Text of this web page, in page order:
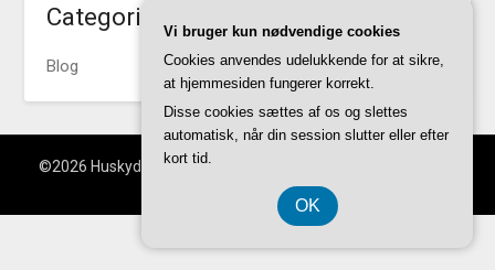
Categories
Blog
©2026 Huskydaneklubben.dk
WordPress Themes
CVR DK 37 40 77 39
Vi bruger kun nødvendige cookies
Cookies anvendes udelukkende for at sikre,
at hjemmesiden fungerer korrekt.
Disse cookies sættes af os og slettes
automatisk, når din session slutter eller efter
kort tid.
OK